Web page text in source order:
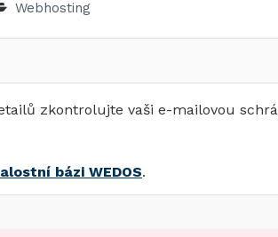
Webhosting
zkontrolujte vaši e-mailovou
bázi WEDOS.